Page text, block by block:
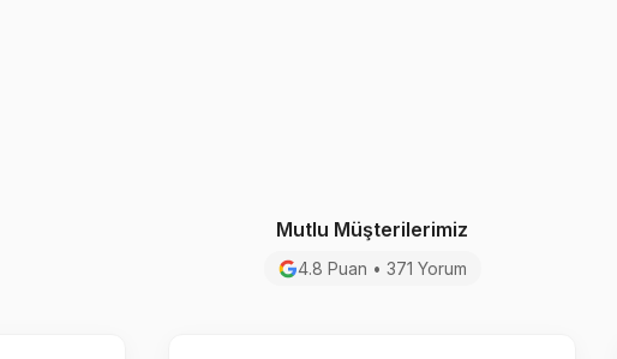
Mutlu Müşterilerimiz
4.8 Puan • 371 Yorum